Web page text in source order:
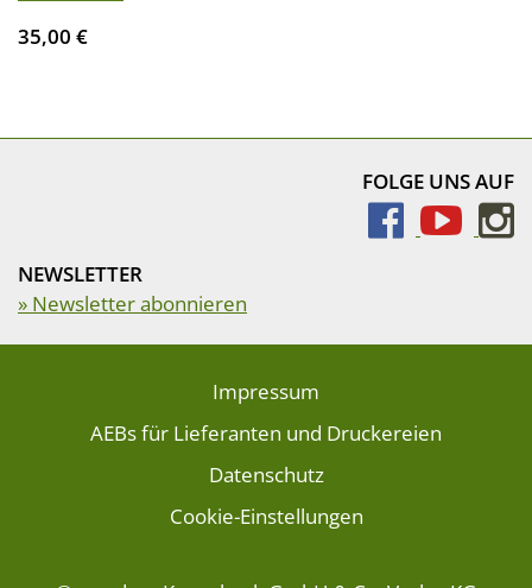
35,00 €
FOLGE UNS AUF
NEWSLETTER
» Newsletter abonnieren
Impressum
AEBs für Lieferanten und Druckereien
Datenschutz
Cookie-Einstellungen